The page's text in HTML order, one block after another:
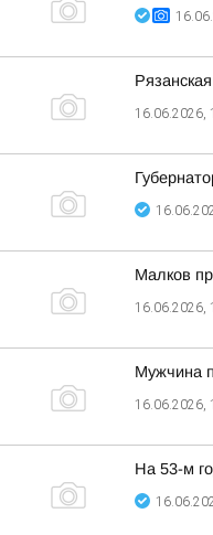
16.06.2026,
Малков
16.06.2026,
Мужчина
16.06.2026,
На 53-м